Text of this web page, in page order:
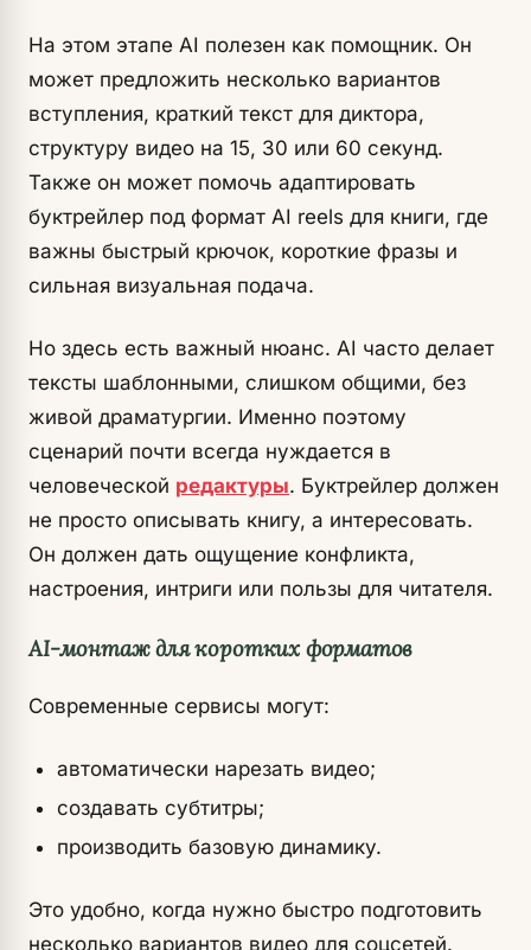
На этом этапе AI полезен как помощник. Он
может предложить несколько вариантов
вступления, краткий текст для диктора,
структуру видео на 15, 30 или 60 секунд.
Также он может помочь адаптировать
буктрейлер под формат AI reels для книги, где
важны быстрый крючок, короткие фразы и
сильная визуальная подача.
Но здесь есть важный нюанс. AI часто делает
тексты шаблонными, слишком общими, без
живой драматургии. Именно поэтому
сценарий почти всегда нуждается в
человеческой редактуры. Буктрейлер должен
не просто описывать книгу, а интересовать.
Он должен дать ощущение конфликта,
настроения, интриги или пользы для читателя.
AI-монтаж для коротких форматов
Современные сервисы могут:
автоматически нарезать видео;
создавать субтитры;
производить базовую динамику.
Это удобно, когда нужно быстро подготовить
несколько вариантов видео для соцсетей.